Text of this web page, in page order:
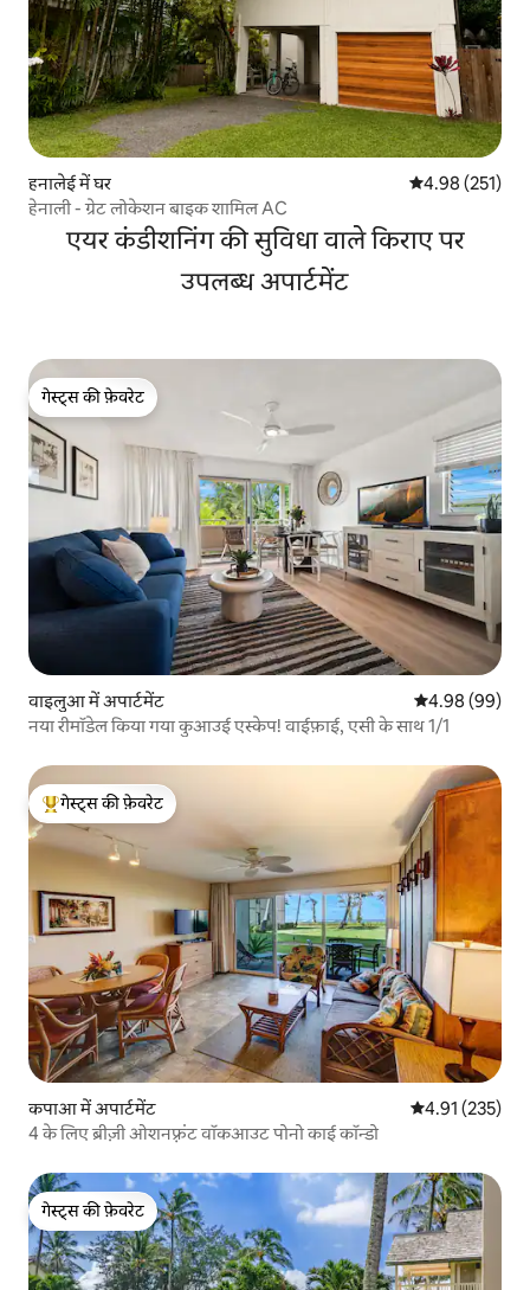
हनालेई में घर औसत रेटिंग 5 में से
4.98 (251)
हेनाली - ग्रेट लोकेशन बाइक शामिल AC
एयर कंडीशनिंग की सुविधा वाले किराए पर
उपलब्ध अपार्टमेंट
गेस्ट्स की फ़ेवरेट
गेस्ट्स की फ़ेवरेट
वाइलुआ में अपार्टमेंट औसत रेटिंग 5 में
4.98 (99)
नया रीमॉडेल किया गया कुआउई एस्केप! वाईफ़ाई, एसी के साथ 1/1
गेस्ट्स का टॉप फ़ेवरेट
गेस्ट्स की फ़ेवरेट
कपाआ में अपार्टमेंट औसत रेटिंग 5 में से
4.91 (235)
4 के लिए ब्रीज़ी ओशनफ़्रंट वॉकआउट पोनो काई कॉन्डो
गेस्ट्स की फ़ेवरेट
गेस्ट्स की फ़ेवरेट